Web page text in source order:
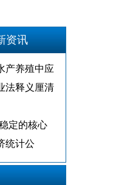
资讯
产养殖中应
法释义厘清
定的核心
统计公